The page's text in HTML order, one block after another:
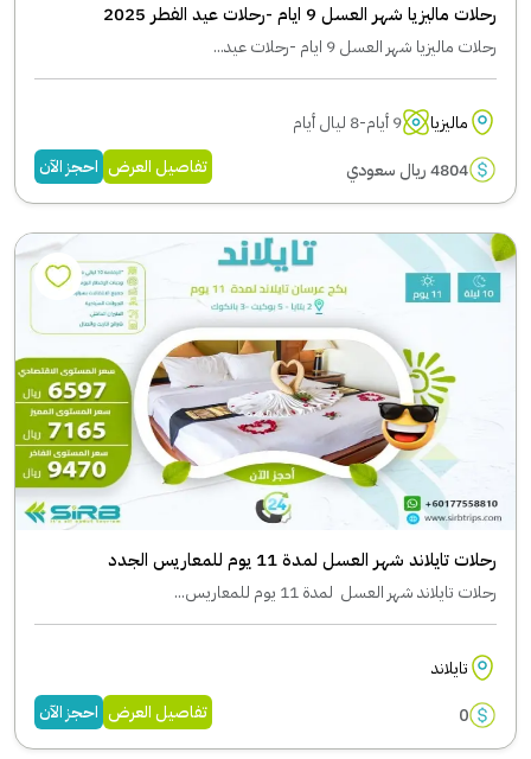
رحلات ماليزيا شهر العسل 9 ايام -رحلات عيد الفطر 2025
رحلات ماليزيا شهر العسل 9 ايام -رحلات عيد...
ماليزيا
9 أيام-8 ليال أيام
4804 ريال سعودي
تفاصيل العرض احجز الآن
رحلات تايلاند شهر العسل لمدة 11 يوم للمعاريس الجدد
رحلات تايلاند شهر العسل لمدة 11 يوم للمعاريس...
تايلاند
0
تفاصيل العرض احجز الآن